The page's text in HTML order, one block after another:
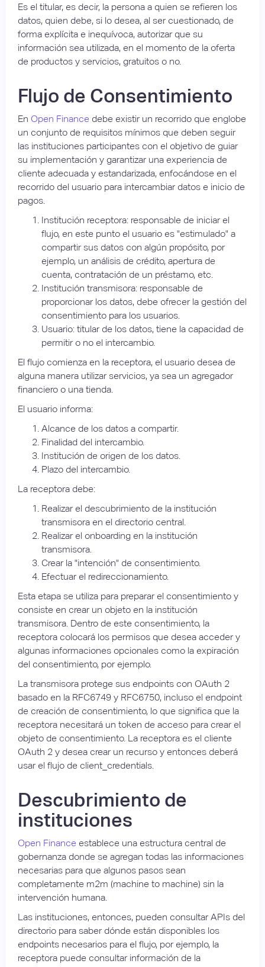
Es el titular, es decir, la persona a quien se refieren los
datos, quien debe, si lo desea, al ser cuestionado, de
forma explícita e inequívoca, autorizar que su
información sea utilizada, en el momento de la oferta
de productos y servicios, gratuitos o no.
Flujo de Consentimiento
En Open Finance debe existir un recorrido que englobe
un conjunto de requisitos mínimos que deben seguir
las instituciones participantes con el objetivo de guiar
su implementación y garantizar una experiencia de
cliente adecuada y estandarizada, enfocándose en el
recorrido del usuario para intercambiar datos e inicio de
pagos.
Institución receptora: responsable de iniciar el
flujo, en este punto el usuario es "estimulado" a
compartir sus datos con algún propósito, por
ejemplo, un análisis de crédito, apertura de
cuenta, contratación de un préstamo, etc.
Institución transmisora: responsable de
proporcionar los datos, debe ofrecer la gestión del
consentimiento para los usuarios.
Usuario: titular de los datos, tiene la capacidad de
permitir o no el intercambio.
El flujo comienza en la receptora, el usuario desea de
alguna manera utilizar servicios, ya sea un agregador
financiero o una tienda.
El usuario informa:
Alcance de los datos a compartir.
Finalidad del intercambio.
Institución de origen de los datos.
Plazo del intercambio.
La receptora debe:
Realizar el descubrimiento de la institución
transmisora en el directorio central.
Realizar el onboarding en la institución
transmisora.
Crear la "intención" de consentimiento.
Efectuar el redireccionamiento.
Esta etapa se utiliza para preparar el consentimiento y
consiste en crear un objeto en la institución
transmisora. Dentro de este consentimiento, la
receptora colocará los permisos que desea acceder y
algunas informaciones opcionales como la expiración
del consentimiento, por ejemplo.
La transmisora protege sus endpoints con OAuth 2
basado en la RFC6749 y RFC6750, incluso el endpoint
de creación de consentimiento, lo que significa que la
receptora necesitará un token de acceso para crear el
objeto de consentimiento. La receptora es el cliente
OAuth 2 y desea crear un recurso y entonces deberá
usar el flujo de client_credentials.
Descubrimiento de
instituciones
Open Finance establece una estructura central de
gobernanza donde se agregan todas las informaciones
necesarias para que algunos pasos sean
completamente m2m (machine to machine) sin la
intervención humana.
Las instituciones, entonces, pueden consultar APIs del
directorio para saber dónde están disponibles los
endpoints necesarios para el flujo, por ejemplo, la
receptora puede consultar información de la